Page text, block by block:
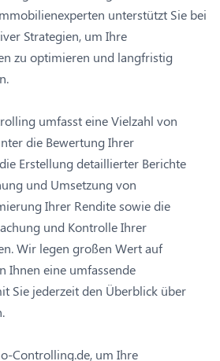
unterstützt Sie bei
Strategien, um Ihre
zu optimieren und langfristig
umfasst eine Vielzahl von
die Bewertung Ihrer
Erstellung detaillierter Berichte
und Umsetzung von
Ihrer Rendite sowie die
und Kontrolle Ihrer
Wir legen großen Wert auf
Ihnen eine umfassende
Sie jederzeit den Überblick über
Controlling.de, um Ihre